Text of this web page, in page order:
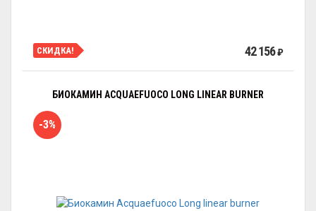
СКИДКА! 42 156₽
БИОКАМИН ACQUAEFUOCO LONG LINEAR BURNER
-3%